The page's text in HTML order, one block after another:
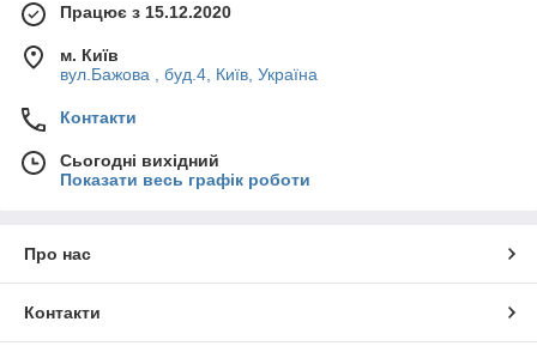
Працює з 15.12.2020
м. Київ
вул.Бажова , буд.4, Київ, Україна
Контакти
Сьогодні вихідний
Показати весь графік роботи
Про нас
Контакти